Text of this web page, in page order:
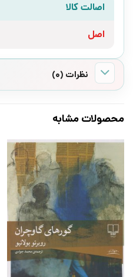
اصالت کالا
اصل
نظرات (0)
محصولات مشابه